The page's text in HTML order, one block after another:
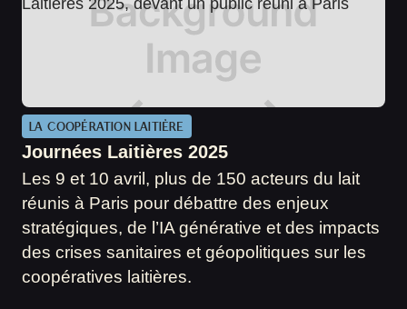
LA COOPÉRATION LAITIÈRE
Journées Laitières 2025
Les 9 et 10 avril, plus de 150 acteurs du lait
réunis à Paris pour débattre des enjeux
stratégiques, de l’IA générative et des impacts
des crises sanitaires et géopolitiques sur les
coopératives laitières.